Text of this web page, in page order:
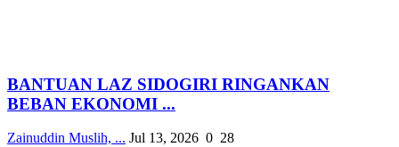
BANTUAN LAZ SIDOGIRI RINGANKAN
BEBAN EKONOMI ...
Zainuddin Muslih, ... Jul 13, 2026 0 28